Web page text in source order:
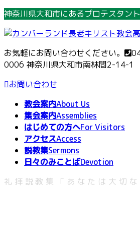
コ
テ
ン
ツ
へ
ス
ナ
ゲ
ー
シ
ョ
ン
神奈川県大和市にあるプロテスタン
お気軽にお問い合わせください。
0006 神奈川県大和市南林間2-14-1
お問い合わせ
教会案内About Us
集会案内Assemblies
はじめての方へFor Visitors
アクセスAccess
説教集Sermons
日々のみことばDevotion
礼拝説教集「あなたは大切な